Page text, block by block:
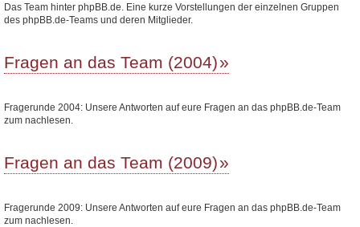
Das Team hinter phpBB.de. Eine kurze Vorstellungen der einzelnen Gruppen
des phpBB.de-Teams und deren Mitglieder.
Fragen an das Team (2004)
Fragerunde 2004: Unsere Antworten auf eure Fragen an das phpBB.de-Team
zum nachlesen.
Fragen an das Team (2009)
Fragerunde 2009: Unsere Antworten auf eure Fragen an das phpBB.de-Team
zum nachlesen.